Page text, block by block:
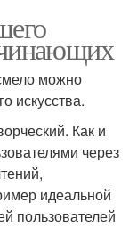
можно
искусства.
Как и
через
идеальной
пользователей